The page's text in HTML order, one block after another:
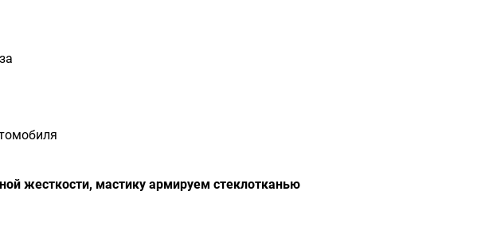
жесткости, мастику армируем стеклотканью